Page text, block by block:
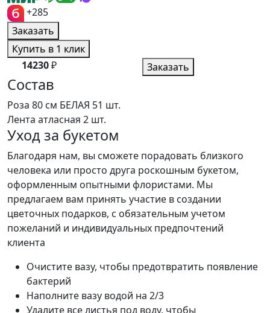
+285
Заказать
Купить в 1 клик
14230₽ Заказать
Состав
Роза 80 см БЕЛАЯ 51 шт.
Лента атласная 2 шт.
Уход за букетом
Благодаря нам, вы сможете порадовать близкого
человека или просто друга роскошным букетом,
оформленным опытными флористами. Мы
предлагаем вам принять участие в создании
цветочных подарков, с обязательным учетом
пожеланий и индивидуальных предпочтений
клиента
Очистите вазу, чтобы предотвратить появление
бактерий
Наполните вазу водой на 2/3
Удалите все листья под воду, чтобы